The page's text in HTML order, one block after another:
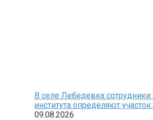
В селе Лебедевка сотрудники
09.08.2026